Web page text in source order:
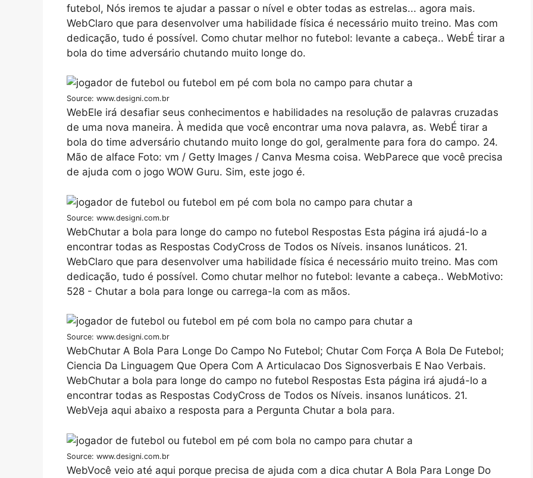
futebol, Nós iremos te ajudar a passar o nível e obter todas as estrelas... agora mais.
WebClaro que para desenvolver uma habilidade física é necessário muito treino. Mas com
dedicação, tudo é possível. Como chutar melhor no futebol: levante a cabeça.. WebÉ tirar a
bola do time adversário chutando muito longe do.
Source: www.designi.com.br
WebEle irá desafiar seus conhecimentos e habilidades na resolução de palavras cruzadas
de uma nova maneira. À medida que você encontrar uma nova palavra, as. WebÉ tirar a
bola do time adversário chutando muito longe do gol, geralmente para fora do campo. 24.
Mão de alface Foto: vm / Getty Images / Canva Mesma coisa. WebParece que você precisa
de ajuda com o jogo WOW Guru. Sim, este jogo é.
Source: www.designi.com.br
WebChutar a bola para longe do campo no futebol Respostas Esta página irá ajudá-lo a
encontrar todas as Respostas CodyCross de Todos os Níveis. insanos lunáticos. 21.
WebClaro que para desenvolver uma habilidade física é necessário muito treino. Mas com
dedicação, tudo é possível. Como chutar melhor no futebol: levante a cabeça.. WebMotivo:
528 - Chutar a bola para longe ou carrega-la com as mãos.
Source: www.designi.com.br
WebChutar A Bola Para Longe Do Campo No Futebol; Chutar Com Força A Bola De Futebol;
Ciencia Da Linguagem Que Opera Com A Articulacao Dos Signosverbais E Nao Verbais.
WebChutar a bola para longe do campo no futebol Respostas Esta página irá ajudá-lo a
encontrar todas as Respostas CodyCross de Todos os Níveis. insanos lunáticos. 21.
WebVeja aqui abaixo a resposta para a Pergunta Chutar a bola para.
Source: www.designi.com.br
WebVocê veio até aqui porque precisa de ajuda com a dica chutar A Bola Para Longe Do